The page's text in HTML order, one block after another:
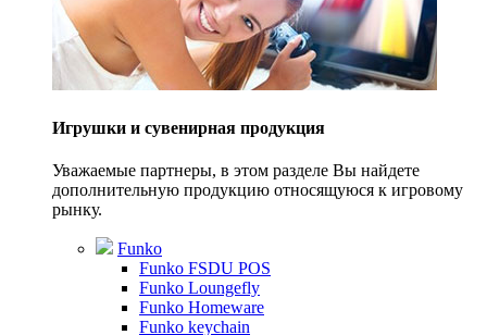
Игрушки и сувенирная продукция
Уважаемые партнеры, в этом разделе Вы найдете
дополнительную продукцию относящуюся к игровому
рынку.
Funko
Funko FSDU POS
Funko Loungefly
Funko Homeware
Funko keychain